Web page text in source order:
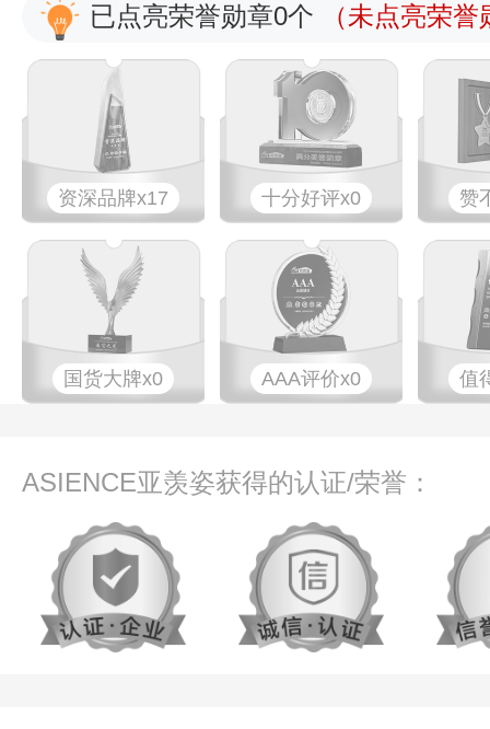
已点亮荣誉勋章0个
（未点亮荣
资深品牌x17 十分好评x0 赞
国货大牌x0 AAA评价x0 值
ASIENCE亚羡姿获得的认证/荣誉：